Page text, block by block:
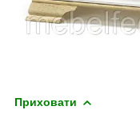
Приховати